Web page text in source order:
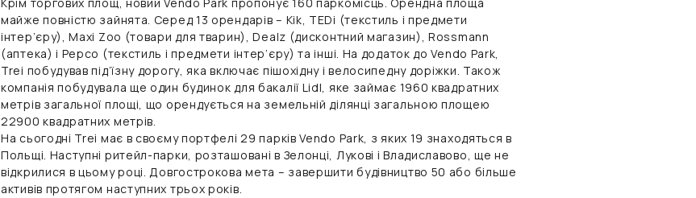
Крім торгових площ, новий Vendo Park пропонує 160 паркомісць. Орендна площа
майже повністю зайнята. Серед 13 орендарів – Kik, TEDi (текстиль і предмети
інтер’єру), Maxi Zoo (товари для тварин), Dealz (дисконтний магазин), Rossmann
(аптека) і Pepco (текстиль і предмети інтер’єру) та інші. На додаток до Vendo Park,
Trei побудував під’їзну дорогу, яка включає пішохідну і велосипедну доріжки. Також
компанія побудувала ще один будинок для бакалії Lidl, яке займає 1960 квадратних
метрів загальної площі, що орендується на земельній ділянці загальною площею
22900 квадратних метрів.
На сьогодні Trei має в своєму портфелі 29 парків Vendo Park, з яких 19 знаходяться в
Польщі. Наступні ритейл-парки, розташовані в Зелонці, Лукові і Владиславово, ще не
відкрилися в цьому році. Довгострокова мета – завершити будівництво 50 або більше
активів протягом наступних трьох років.